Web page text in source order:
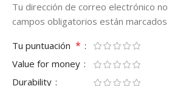
Tu dirección de correo electrónico
campos obligatorios están marcados
Tu puntuación *
Value for money
Durability